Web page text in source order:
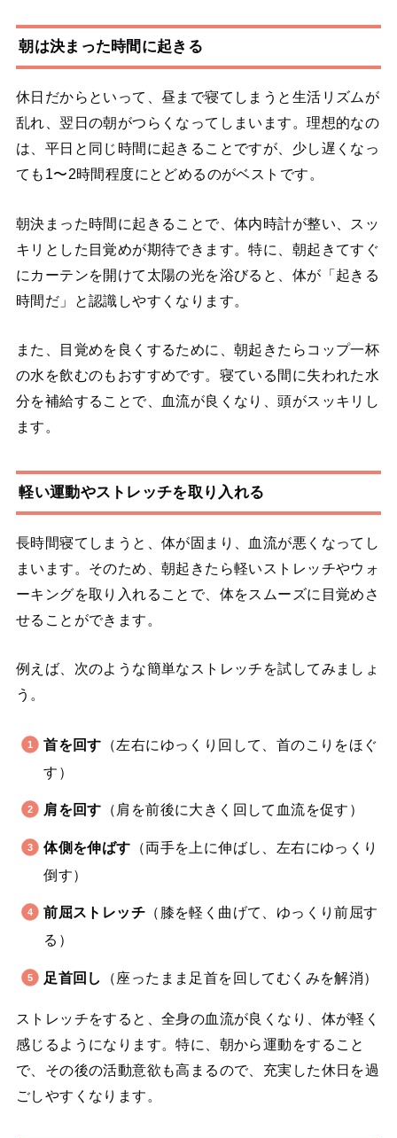
朝は決まった時間に起きる
休日だからといって、昼まで寝てしまうと生活リズムが
乱れ、翌日の朝がつらくなってしまいます。理想的なの
は、平日と同じ時間に起きることですが、少し遅くなっ
ても1〜2時間程度にとどめるのがベストです。
朝決まった時間に起きることで、体内時計が整い、スッ
キリとした目覚めが期待できます。特に、朝起きてすぐ
にカーテンを開けて太陽の光を浴びると、体が「起きる
時間だ」と認識しやすくなります。
また、目覚めを良くするために、朝起きたらコップ一杯
の水を飲むのもおすすめです。寝ている間に失われた水
分を補給することで、血流が良くなり、頭がスッキリし
ます。
軽い運動やストレッチを取り入れる
長時間寝てしまうと、体が固まり、血流が悪くなってし
まいます。そのため、朝起きたら軽いストレッチやウォ
ーキングを取り入れることで、体をスムーズに目覚めさ
せることができます。
例えば、次のような簡単なストレッチを試してみましょ
う。
首を回す （左右にゆっくり回して、首のこりをほぐ
す）
肩を回す （肩を前後に大きく回して血流を促す）
体側を伸ばす （両手を上に伸ばし、左右にゆっくり
倒す）
前屈ストレッチ （膝を軽く曲げて、ゆっくり前屈す
る）
足首回し （座ったまま足首を回してむくみを解消）
ストレッチをすると、全身の血流が良くなり、体が軽く
感じるようになります。特に、朝から運動をすること
で、その後の活動意欲も高まるので、充実した休日を過
ごしやすくなります。